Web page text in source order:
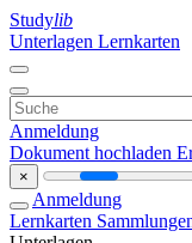
Studylib
Unterlagen Lernkarten
Anmeldung
Dokument hochladen
×
Anmeldung
Lernkarten